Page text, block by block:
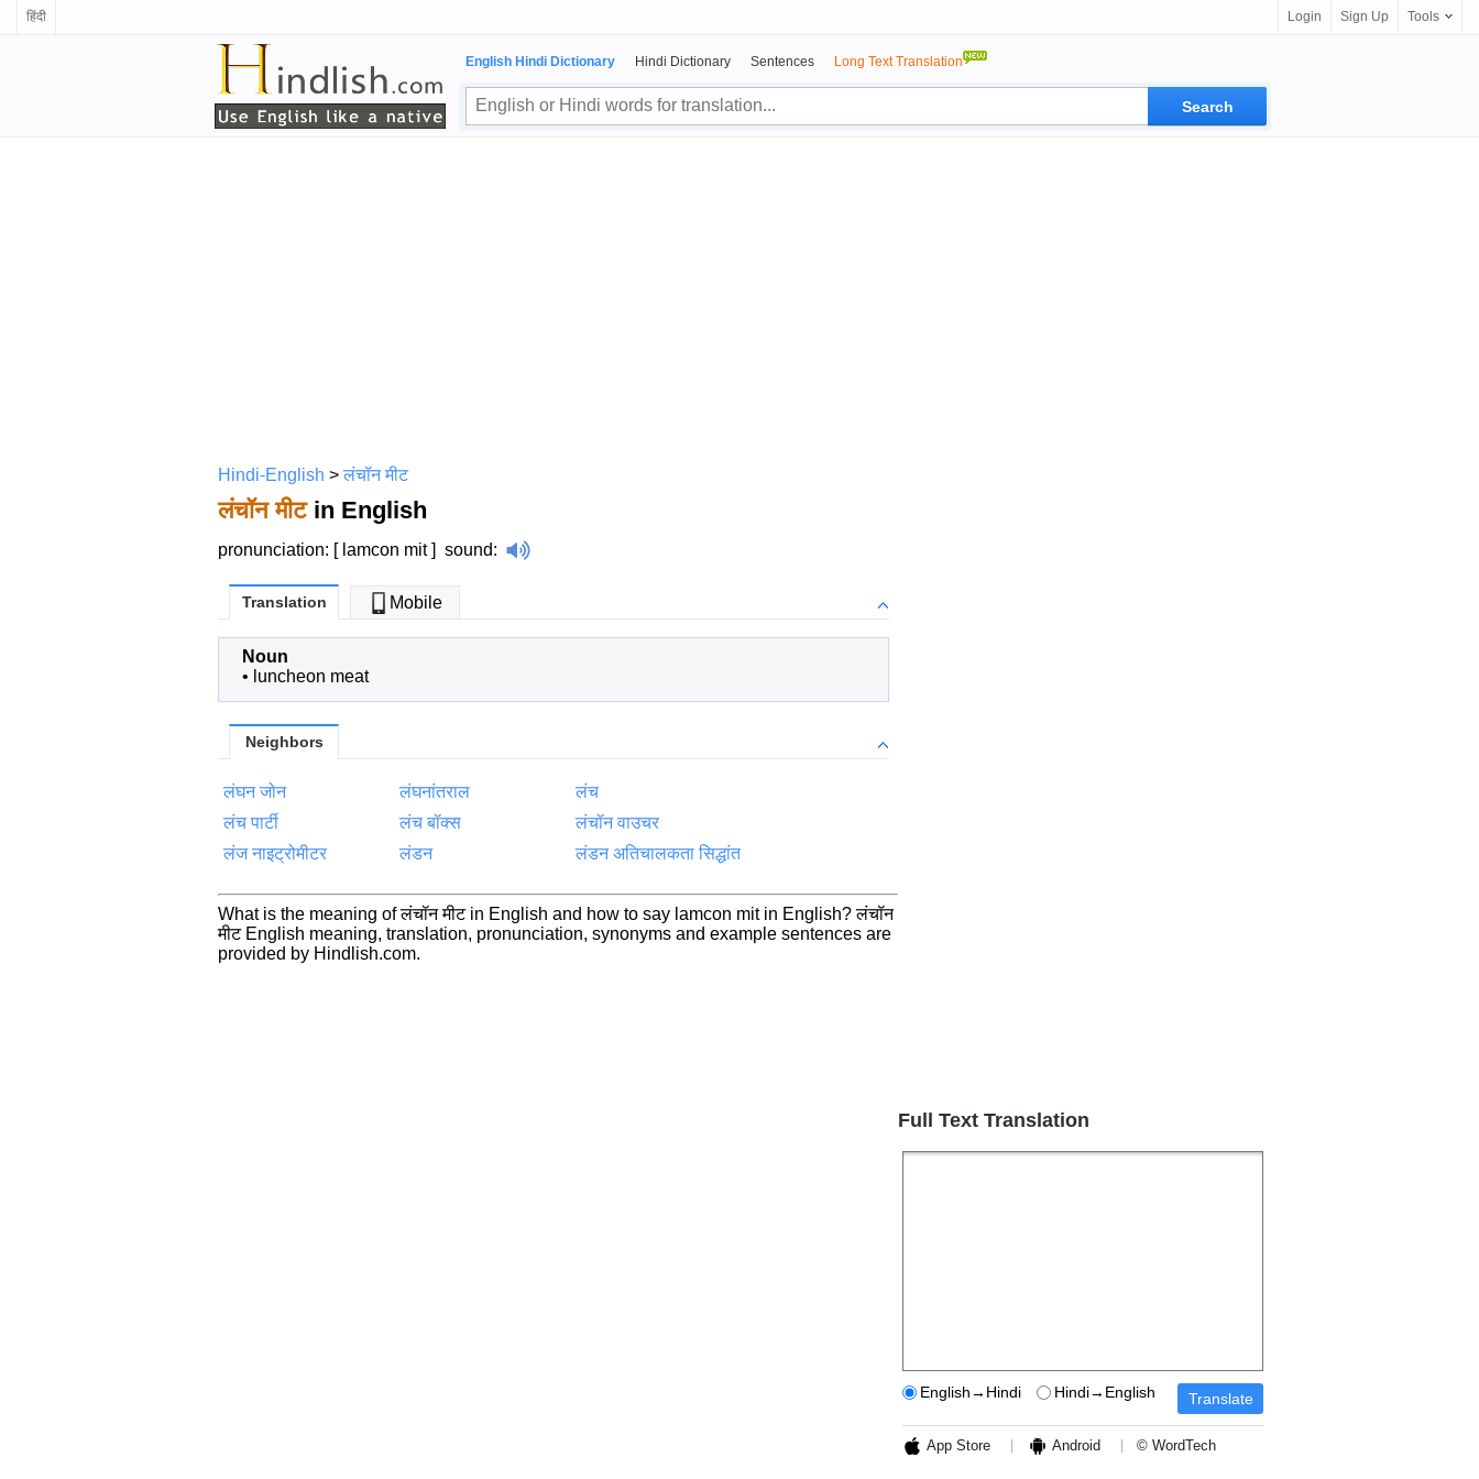
हिंदी Login Sign Up Tools
English Hindi Dictionary Hindi Dictionary Sentences Long Text Translation
Hindi-English >लंचॉन मीट
लंचॉन मीटin English
pronunciation: [ lamcon mit ] sound:
Translation Mobile
Noun
• luncheon meat
Neighbors
लंघन जोन लंघनांतराल
लंच
लंच पार्टी
लंच बॉक्स
लंचॉन वाउचर
लंज नाइट्रोमीटर
लंडन लंडन अतिचालकता सिद्धांत
What is the meaning of लंचॉन मीट in English and how to say lamcon mit in English? लंचॉन
मीट English meaning, translation, pronunciation, synonyms and example sentences are
provided by Hindlish.com.
Full Text Translation
English→Hindi Hindi→English
App Store Android © WordTech